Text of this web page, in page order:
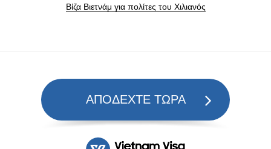
Βίζα Βιετνάμ για πολίτες του Χιλιανός
ΑΠΟΔΕΧΤΕ ΤΩΡΑ